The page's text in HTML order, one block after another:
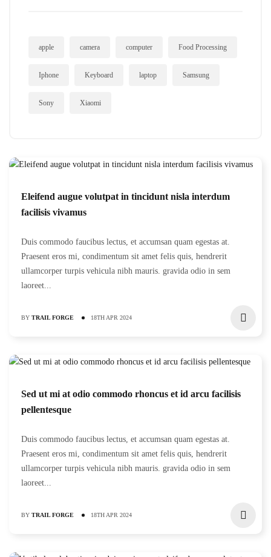
apple camera computer Food Processing
Iphone Keyboard laptop Samsung
Sony Xiaomi
Eleifend augue volutpat in tincidunt nisla interdum
facilisis vivamus
Duis commodo faucibus lectus, et accumsan quam egestas at.
Praesent eros mi, condimentum sit amet felis quis, hendrerit
ullamcorper turpis vehicula nibh mauris. gravida odio in sem
laoreet...
BY TRAIL FORGE 18TH APR 2024
Sed ut mi at odio commodo rhoncus et id arcu facilisis
pellentesque
Duis commodo faucibus lectus, et accumsan quam egestas at.
Praesent eros mi, condimentum sit amet felis quis, hendrerit
ullamcorper turpis vehicula nibh mauris. gravida odio in sem
laoreet...
BY TRAIL FORGE 18TH APR 2024